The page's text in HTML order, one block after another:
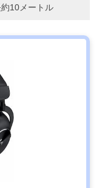
約10メートル